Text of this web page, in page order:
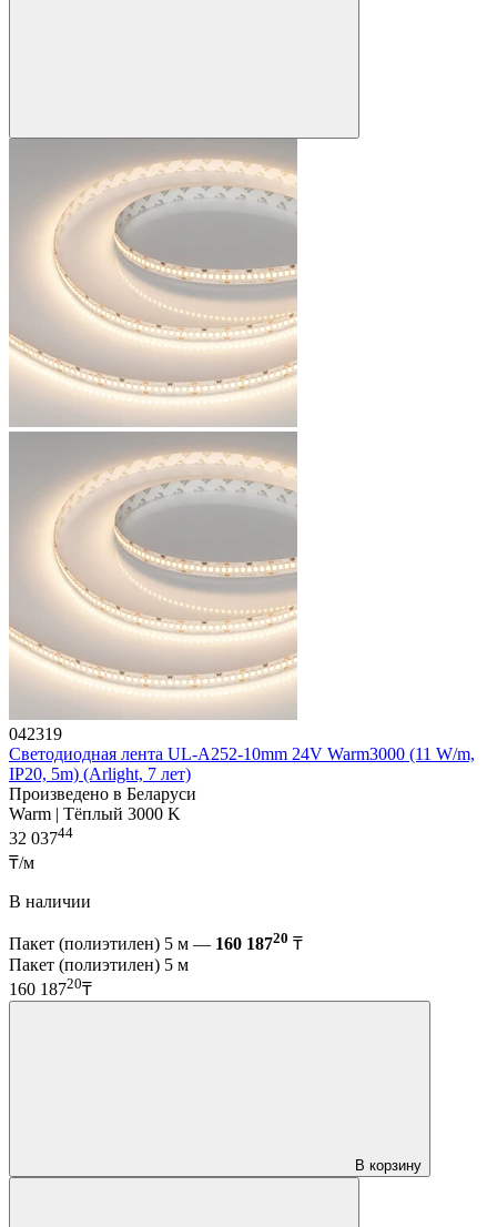
042319
Светодиодная лента UL-A252-10mm 24V Warm3000 (11 W/m,
IP20, 5m) (Arlight, 7 лет)
Произведено в Беларуси
Warm | Тёплый 3000 K
32 03744
₸/м
В наличии
Пакет (полиэтилен) 5 м — 160 18720 ₸
Пакет (полиэтилен) 5 м
160 18720₸
В корзину